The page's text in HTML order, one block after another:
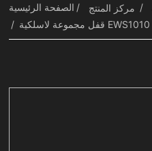
الصفحة الرئيسية مركز المنتج
قفل مجموعة لاسلكية EWS1010